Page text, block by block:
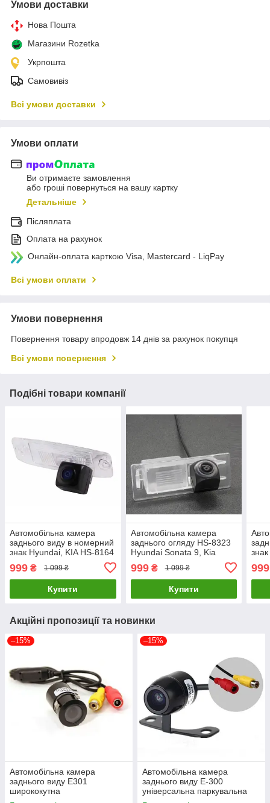
Умови доставки
Нова Пошта
Магазини Rozetka
Укрпошта
Самовивіз
Всі умови доставки
Умови оплати
Ви отримаєте замовлення
або гроші повернуться на вашу картку
Детальніше
Післяплата
Оплата на рахунок
Онлайн-оплата карткою Visa, Mastercard - LiqPay
Всі умови оплати
Умови повернення
Повернення товару впродовж 14 днів за рахунок покупця
Всі умови повернення
Подібні товари компанії
Автомобільна камера
заднього виду в номерний
знак Hyundai, KIA HS-8164
999 ₴ 1 099 ₴
Купити
Автомобільна камера
заднього огляду HS-8323
Hyundai Sonata 9, Kia
720/1080
999₴ 1 099 ₴
Купити
999
Акційні пропозиції та новинки
–15%
Автомобільна камера
заднього виду E301
ширококутна
–15%
Автомобільна камера
заднього виду E-300
універсальна паркувальна